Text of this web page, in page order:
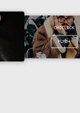
CHOCLOCK
FLM04